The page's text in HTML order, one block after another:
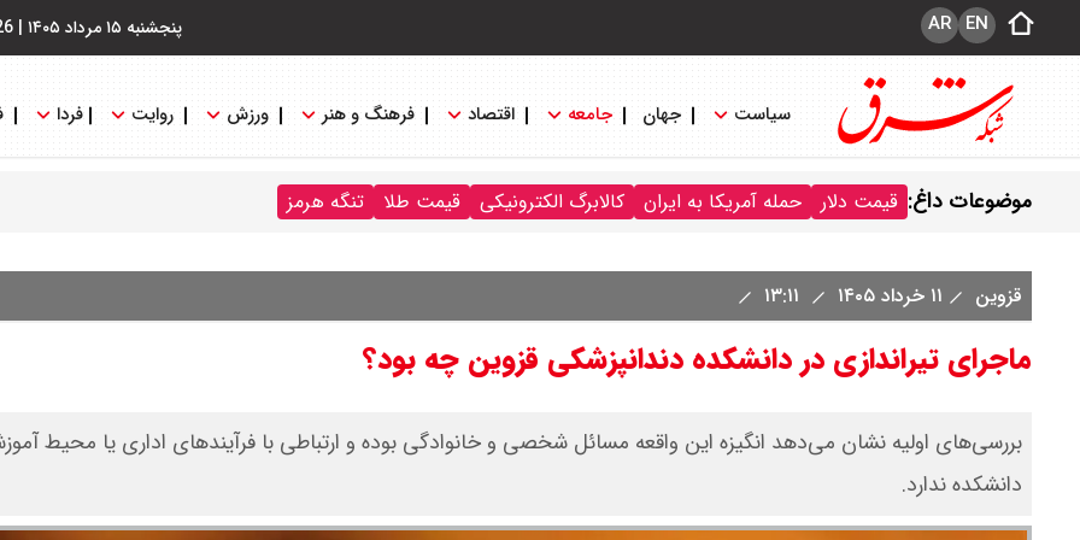
پنجشنبه ۱۵ مرداد ۱۴۰۵ | EN
AR
سیاست جهان جامعه اقتصاد فرهنگ و هنر ورزش روایت فردا
موضوعات داغ: قیمت دلار حمله آمریکا به ایران کالابرگ الکترونیکی قیمت طلا تنگه هرمز
قزوین ۱۱ خرداد ۱۴۰۵
ماجرای تیراندازی در دانشکده دندانپزشکی قزوین چه بود؟
بررسی‌های اولیه نشان می‌دهد انگیزه این واقعه مسائل شخصی و خانوادگی بوده و ارتباطی با فرآیندهای اداری یا محیط
دانشکده ندارد.